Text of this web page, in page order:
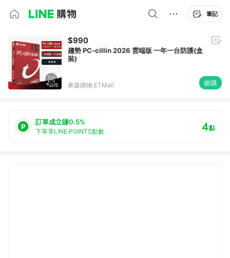
筆記
$990
趨勢 PC-cillin 2026 雲端版 一年一台防護(盒
裝)
東森購物 ETMall 搶購
訂單成立賺0.5%
下單享LINE POINTS點數 4點